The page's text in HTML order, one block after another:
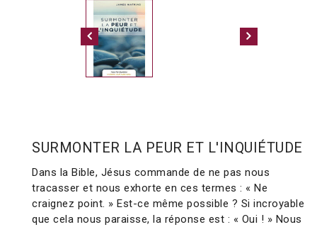
SURMONTER LA PEUR ET L'INQUIÉTUDE
Dans la Bible, Jésus commande de ne pas nous
tracasser et nous exhorte en ces termes : « Ne
craignez point. » Est-ce même possible ? Si incroyable
que cela nous paraisse, la réponse est : « Oui ! » Nous